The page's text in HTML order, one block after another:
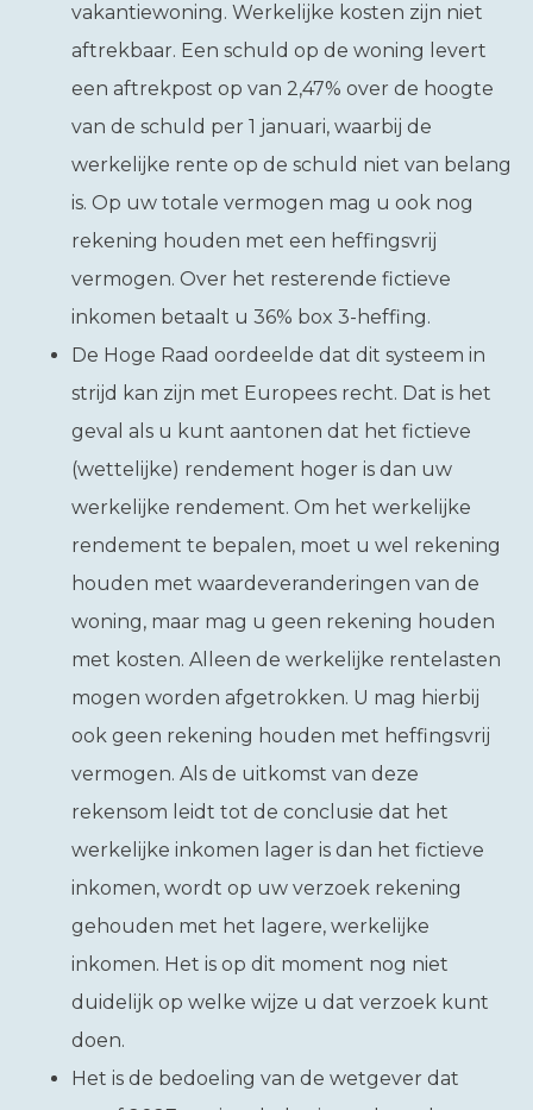
vakantiewoning. Werkelijke kosten zijn niet
aftrekbaar. Een schuld op de woning levert
een aftrekpost op van 2,47% over de hoogte
van de schuld per 1 januari, waarbij de
werkelijke rente op de schuld niet van belang
is. Op uw totale vermogen mag u ook nog
rekening houden met een heffingsvrij
vermogen. Over het resterende fictieve
inkomen betaalt u 36% box 3-heffing.
De Hoge Raad oordeelde dat dit systeem in
strijd kan zijn met Europees recht. Dat is het
geval als u kunt aantonen dat het fictieve
(wettelijke) rendement hoger is dan uw
werkelijke rendement. Om het werkelijke
rendement te bepalen, moet u wel rekening
houden met waardeveranderingen van de
woning, maar mag u geen rekening houden
met kosten. Alleen de werkelijke rentelasten
mogen worden afgetrokken. U mag hierbij
ook geen rekening houden met heffingsvrij
vermogen. Als de uitkomst van deze
rekensom leidt tot de conclusie dat het
werkelijke inkomen lager is dan het fictieve
inkomen, wordt op uw verzoek rekening
gehouden met het lagere, werkelijke
inkomen. Het is op dit moment nog niet
duidelijk op welke wijze u dat verzoek kunt
doen.
Het is de bedoeling van de wetgever dat